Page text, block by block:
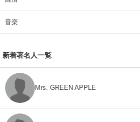
音楽
新着著名人一覧
Mrs. GREEN APPLE